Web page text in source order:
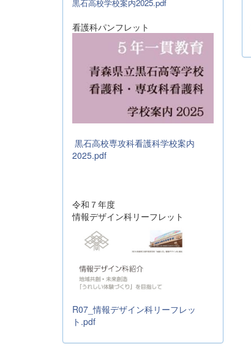
黒石高校学校案内2025.pdf
看護科パンフレット
黒石高校専攻科看護科学校案内
2025.pdf
令和７年度
情報デザイン科リーフレット
R07_情報デザイン科リーフレッ
ト.pdf